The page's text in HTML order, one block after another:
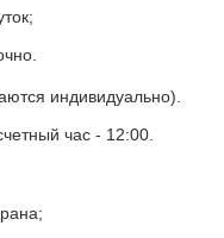
индивидуально).
час - 12:00.